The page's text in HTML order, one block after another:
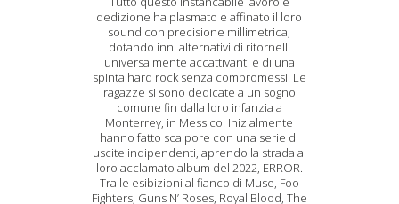
dedizione ha plasmato e affinato il loro
sound con precisione millimetrica,
dotando inni alternativi di ritornelli
universalmente accattivanti e di una
spinta hard rock senza compromessi. Le
ragazze si sono dedicate a un sogno
comune fin dalla loro infanzia a
Monterrey, in Messico. Inizialmente
hanno fatto scalpore con una serie di
uscite indipendenti, aprendo la strada al
loro acclamato album del 2022, ERROR.
Tra le esibizioni al fianco di Muse, Foo
Fighters, Guns N’ Roses, Royal Blood, The